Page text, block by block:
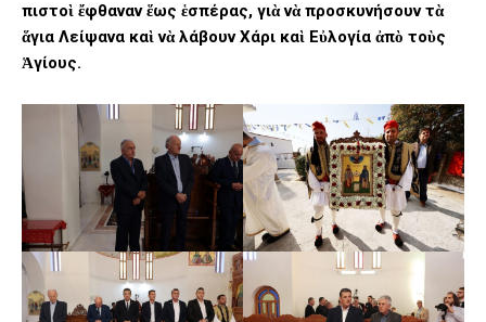
πιστοὶ ἔφθαναν ἕως ἑσπέρας, γιὰ νὰ προσκυνήσουν τὰ
ἅγια Λείψανα καὶ νὰ λάβουν Χάρι καὶ Εὐλογία ἀπὸ τοὺς
Ἁγίους.